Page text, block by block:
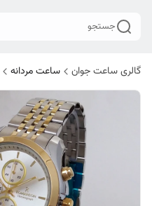
جستجو
گالری ساعت جوان ساعت مردانه